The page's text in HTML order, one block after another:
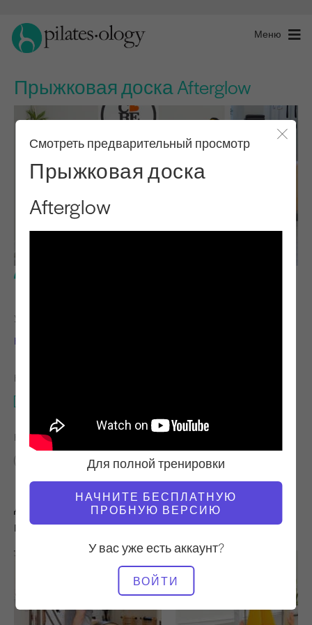
Меню
Прыжковая доска Afterglow
Смотреть предварительный просмотр
Прыжковая доска
Afterglow
Для полной тренировки
НАЧНИТЕ БЕСПЛАТНУЮ
ПРОБНУЮ ВЕРСИЮ
У вас уже есть аккаунт?
ВОЙТИ
УЧИТЕЛЬ
Николь Смит
НЕОБХОДИМОЕ ОБОРУДОВАНИЕ
НАЙТИ ПОХОЖИЕ КЛАССЫ ДЛЯ
Промежуточный
10 - 20 мин Прыжковая доска
Другие тренировки, которые вам могут
понравиться